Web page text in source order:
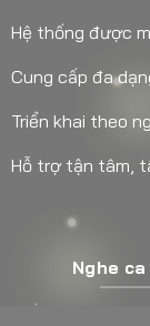
Hệ thống được
Cung cấp đa
Triển khai theo
Hỗ trợ tận tâm,
Nghe